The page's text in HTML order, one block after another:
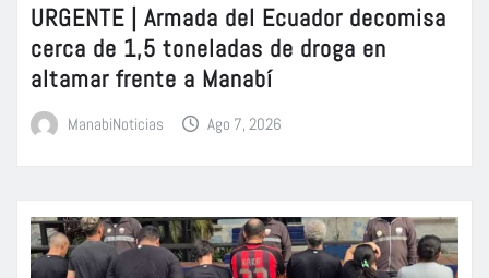
URGENTE | Armada del Ecuador decomisa
cerca de 1,5 toneladas de droga en
altamar frente a Manabí
ManabiNoticias Ago 7, 2026